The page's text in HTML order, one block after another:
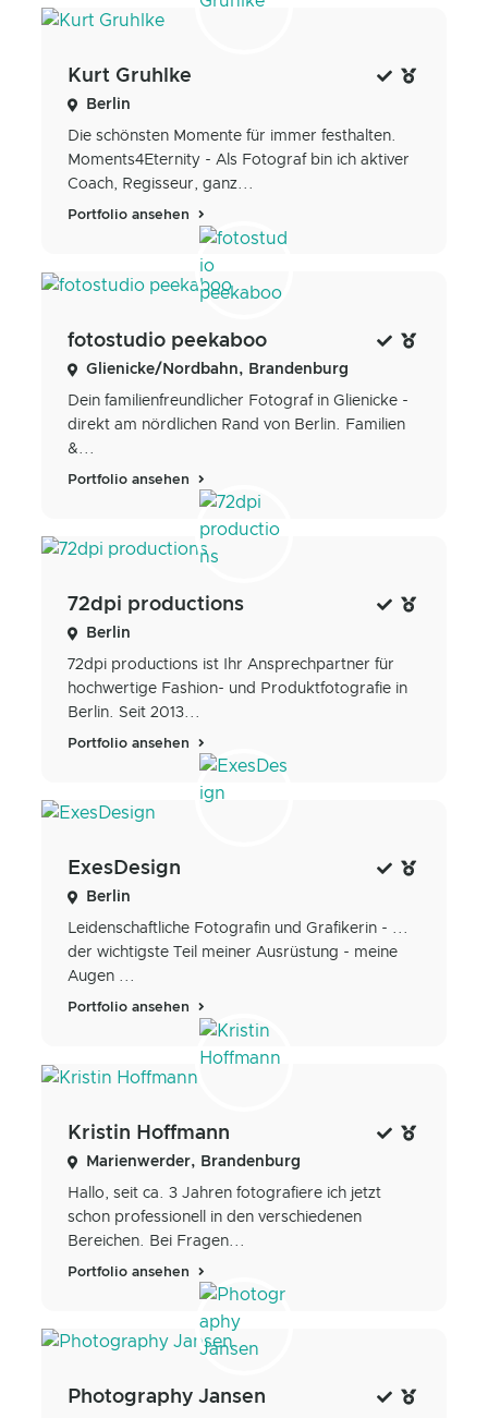
Kurt Gruhlke
Berlin
Die schönsten Momente für immer festhalten.
Moments4Eternity - Als Fotograf bin ich aktiver
Coach, Regisseur, ganz...
Portfolio ansehen
fotostudio peekaboo
Glienicke/Nordbahn, Brandenburg
Dein familienfreundlicher Fotograf in Glienicke -
direkt am nördlichen Rand von Berlin. Familien
&...
Portfolio ansehen
72dpi productions
Berlin
72dpi productions ist Ihr Ansprechpartner für
hochwertige Fashion- und Produktfotografie in
Berlin. Seit 2013...
Portfolio ansehen
ExesDesign
Berlin
Leidenschaftliche Fotografin und Grafikerin - ...
der wichtigste Teil meiner Ausrüstung - meine
Augen ...
Portfolio ansehen
Kristin Hoffmann
Marienwerder, Brandenburg
Hallo, seit ca. 3 Jahren fotografiere ich jetzt
schon professionell in den verschiedenen
Bereichen. Bei Fragen...
Portfolio ansehen
Photography Jansen